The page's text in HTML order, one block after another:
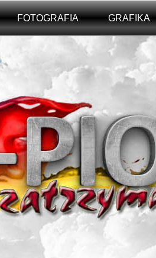
FOTOGRAFIA GRAFIKA